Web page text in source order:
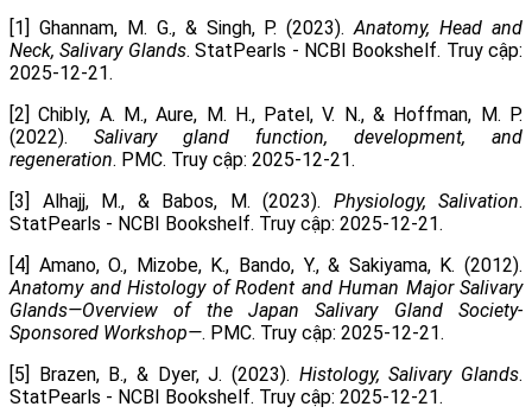
[1] Ghannam, M. G., & Singh, P. (2023).Anatomy, Head and
Neck, Salivary Glands. StatPearls - NCBI Bookshelf. Truy cập:
2025-12-21.
[2] Chibly, A. M., Aure, M. H., Patel, V. N., & Hoffman, M. P.
(2022). Salivary gland function, development, and
regeneration. PMC. Truy cập: 2025-12-21.
[3] Alhajj, M., & Babos, M. (2023). Physiology, Salivation.
StatPearls - NCBI Bookshelf. Truy cập: 2025-12-21.
[4] Amano, O., Mizobe, K., Bando, Y., & Sakiyama, K. (2012).
Anatomy and Histology of Rodent and Human Major Salivary
Glands—Overview of the Japan Salivary Gland Society-
Sponsored Workshop—. PMC. Truy cập: 2025-12-21.
[5] Brazen, B., & Dyer, J. (2023). Histology, Salivary Glands.
StatPearls - NCBI Bookshelf. Truy cập: 2025-12-21.